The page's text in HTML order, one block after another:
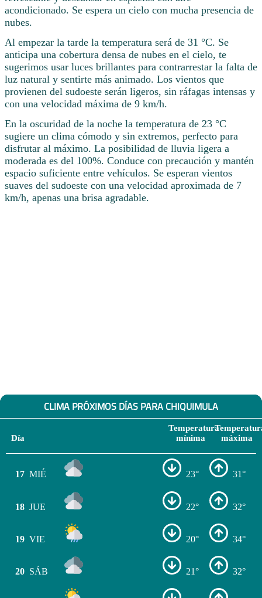
acondicionado. Se espera un cielo con mucha presencia de
nubes.
Al empezar la tarde la temperatura será de 31 °C. Se
anticipa una cobertura densa de nubes en el cielo, te
sugerimos usar luces brillantes para contrarrestar la falta de
luz natural y sentirte más animado. Los vientos que
provienen del sudoeste serán ligeros, sin ráfagas intensas y
con una velocidad máxima de 9 km/h.
En la oscuridad de la noche la temperatura de 23 °C
sugiere un clima cómodo y sin extremos, perfecto para
disfrutar al máximo. La posibilidad de lluvia ligera a
moderada es del 100%. Conduce con precaución y mantén
espacio suficiente entre vehículos. Se esperan vientos
suaves del sudoeste con una velocidad aproximada de 7
km/h, apenas una brisa agradable.
CLIMA PRÓXIMOS DÍAS PARA CHIQUIMULA
Día
Temperatura
mínima
máxima
17 MIÉ 23° 31°
18 JUE 22° 32°
19 VIE 20° 34°
20 SÁB 21° 32°